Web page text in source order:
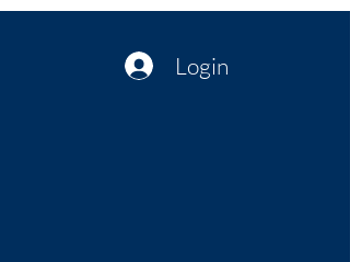
Login